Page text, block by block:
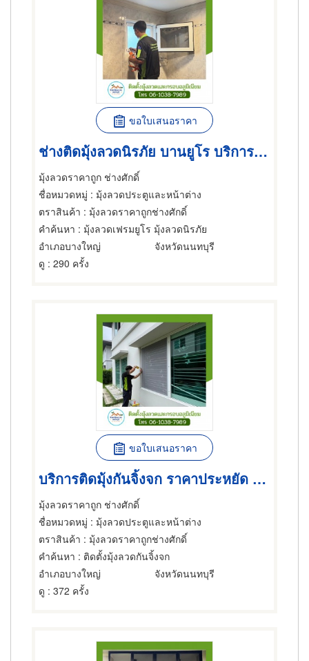
ขอใบเสนอราคา
ช่างติดมุ้งลวดนิรภัย บานยูโร บริการด่วนในนนทบุรี
มุ้งลวดราคาถูก ช่างศักดิ์
ชื่อหมวดหมู่ : มุ้งลวดประตูและหน้าต่าง
ตราสินค้า : มุ้งลวดราคาถูกช่างศักดิ์
คำค้นหา : มุ้งลวดเฟรมยูโร มุ้งลวดนิรภัย
อำเภอบางใหญ่
จังหวัดนนทบุรี
ดู : 290 ครั้ง
ขอใบเสนอราคา
บริการติดมุ้งกันจิ้งจก ราคาประหยัด นนทบุรี
มุ้งลวดราคาถูก ช่างศักดิ์
ชื่อหมวดหมู่ : มุ้งลวดประตูและหน้าต่าง
ตราสินค้า : มุ้งลวดราคาถูกช่างศักดิ์
คำค้นหา : ติดตั้งมุ้งลวดกันจิ้งจก
อำเภอบางใหญ่
จังหวัดนนทบุรี
ดู : 372 ครั้ง